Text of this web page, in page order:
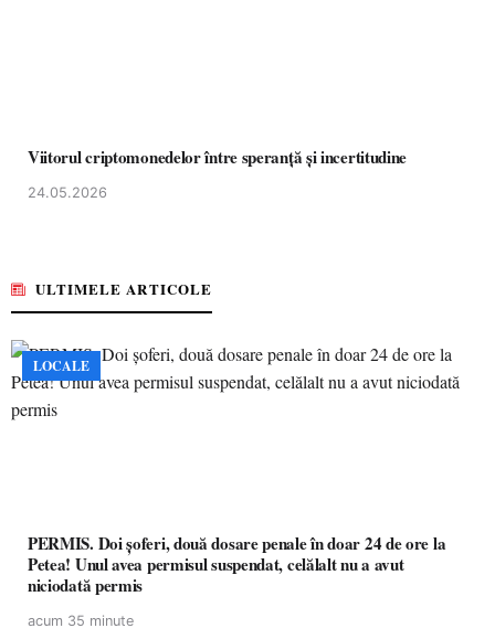
Viitorul criptomonedelor între speranță și incertitudine
24.05.2026
ULTIMELE ARTICOLE
LOCALE
PERMIS. Doi șoferi, două dosare penale în doar 24 de ore la
Petea! Unul avea permisul suspendat, celălalt nu a avut
niciodată permis
acum 35 minute